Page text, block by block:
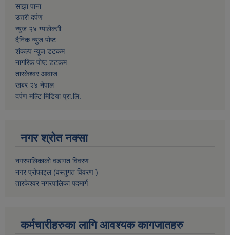
साझा पाना
उत्तरी दर्पण
न्युज २४ ग्यालेक्सी
दैनिक न्युज पोष्ट
शंकल्प न्यूज डटकम
नागरिक पोष्ट डटकम
तारकेश्वर आवाज
खबर २४ नेपाल
दर्पण मल्टि मिडिया प्रा.लि.
नगर श्रोत नक्सा
नगरपालिकाको वडागत विवरण
नगर प्रोफाइल (वस्तुगत विवरण )
तारकेश्वर नगरपालिका पदमार्ग
कर्मचारीहरुका लागि आवश्यक कागजातहरु